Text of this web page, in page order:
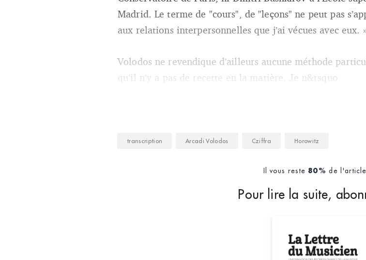
Madrid. Le terme de "cours", de "leçons" ne peut pas
aux relations interpersonnelles que j’ai vécues avec eux.
Volodos ne revendique d’ailleurs aucune méthode
qu’il n’y a pas de recette en la matière. Je n&rsquo
transcription Arcadi Volodos Cziffra Horowitz
Il vous reste 80% de
Pour lire la suite,